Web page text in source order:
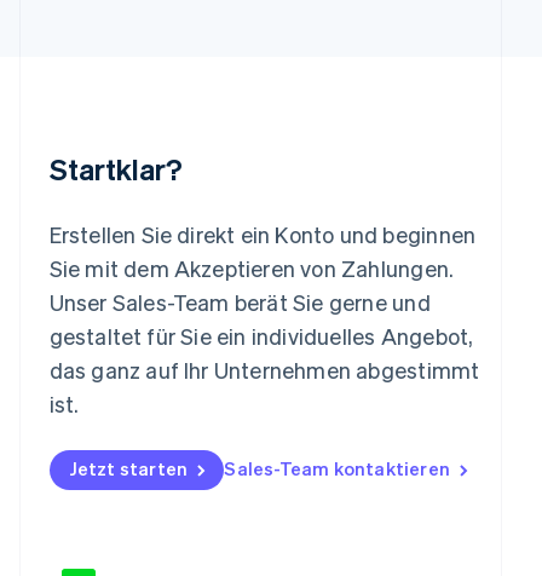
Startklar?
Erstellen Sie direkt ein Konto und beginnen
Sie mit dem Akzeptieren von Zahlungen.
Unser Sales-Team berät Sie gerne und
gestaltet für Sie ein individuelles Angebot,
das ganz auf Ihr Unternehmen abgestimmt
ist.
Jetzt starten Sales-Team kontaktieren
English
Español English
Neuseeland
English
Niederlande
Norwegen
English
Polen
English
Portugal
English